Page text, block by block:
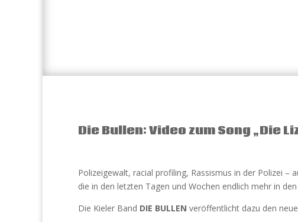
Die Bullen: Video zum Song „Die
Polizeigewalt, racial profiling, Rassismus in der Polizei –
die in den letzten Tagen und Wochen endlich mehr in
Die Kieler Band DIE BULLEN veröffentlicht dazu den